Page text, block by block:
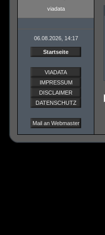
viadata
06.08.2026, 14:17
Startseite
VIADATA
IMPRESSUM
DISCLAIMER
DATENSCHUTZ
Mail an Webmaster